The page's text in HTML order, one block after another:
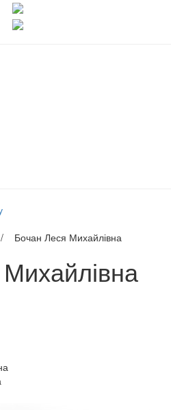
Бочан Леся Михайлівна